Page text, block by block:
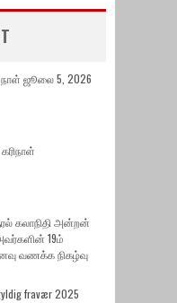
நாள் ஜூலை 5, 2026
கலாநிதி அன்றன்
19ம்
வணக்க நிகழ்வு
fravær 2025